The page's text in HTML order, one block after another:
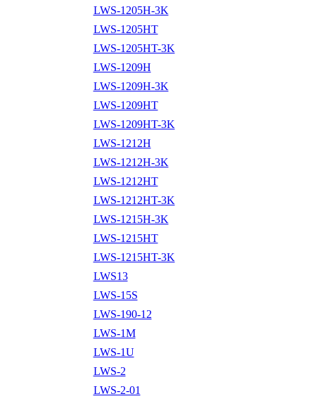
LWS-1205H-3K
LWS-1205HT
LWS-1205HT-3K
LWS-1209H
LWS-1209H-3K
LWS-1209HT
LWS-1209HT-3K
LWS-1212H
LWS-1212H-3K
LWS-1212HT
LWS-1212HT-3K
LWS-1215H-3K
LWS-1215HT
LWS-1215HT-3K
LWS13
LWS-15S
LWS-190-12
LWS-1M
LWS-1U
LWS-2
LWS-2-01